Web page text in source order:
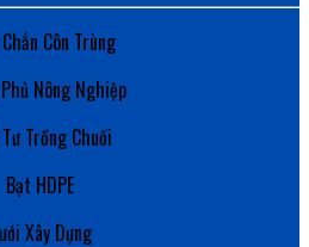
Côn Trùng
Nông Nghiệp
Trồng Chuối
Bạt HDPE
Xây Dựng